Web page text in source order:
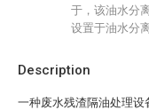
Description
一种废水残渣隔油处理设
于，该油水分
设置于油水分